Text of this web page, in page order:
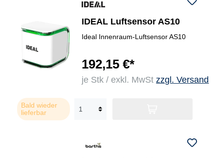
IDEAL Luftsensor AS10
Ideal Innenraum-Luftsensor AS10
192,15 €*
je Stk / exkl. MwStzzgl. Versand
Bald wieder
lieferbar